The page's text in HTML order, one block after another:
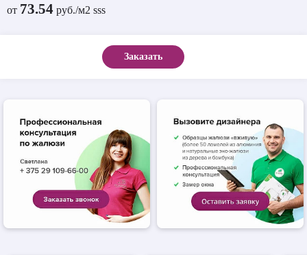
от 73.54 руб./м2 sss
Заказать